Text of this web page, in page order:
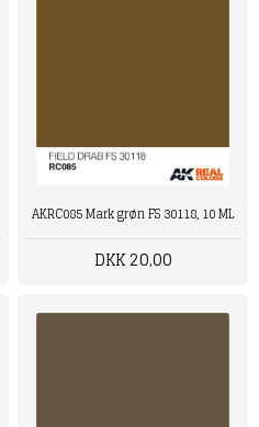
AKRC085 Mark grøn FS 30118, 10 ML
DKK 20,00